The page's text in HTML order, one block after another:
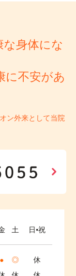
な身体にな
に不安があ
ン外来として当院
土 日•祝
● ◎
休